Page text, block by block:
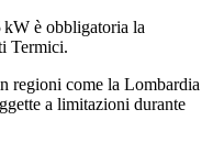
è obbligatoria la
Termici.
regioni come la Lombardia
a limitazioni durante